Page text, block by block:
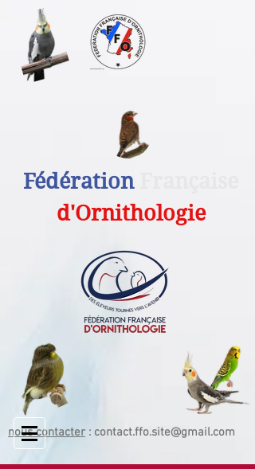
Fédération
d'Ornithologie
nous contacter : contact.ffo.site@gmail.com